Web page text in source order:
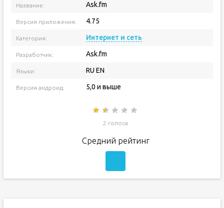
Название: Ask.fm
Версия приложения: 4.75
Категория: Интернет и сеть
Разработчик: Ask.fm
Языки: RU EN
Версия андроид: 5,0 и выше
2 голоса
Средний рейтинг